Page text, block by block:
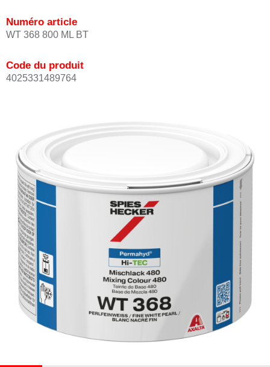
Numéro article
WT 368 800 ML BT
Code du produit
4025331489764